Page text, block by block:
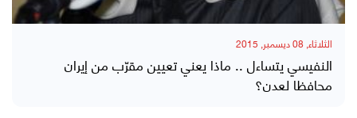
الثلاثاء, 08 ديسمبر, 2015
النفيسي يتساءل .. ماذا يعني تعيين مقرّب من إيران
محافظا لعدن؟